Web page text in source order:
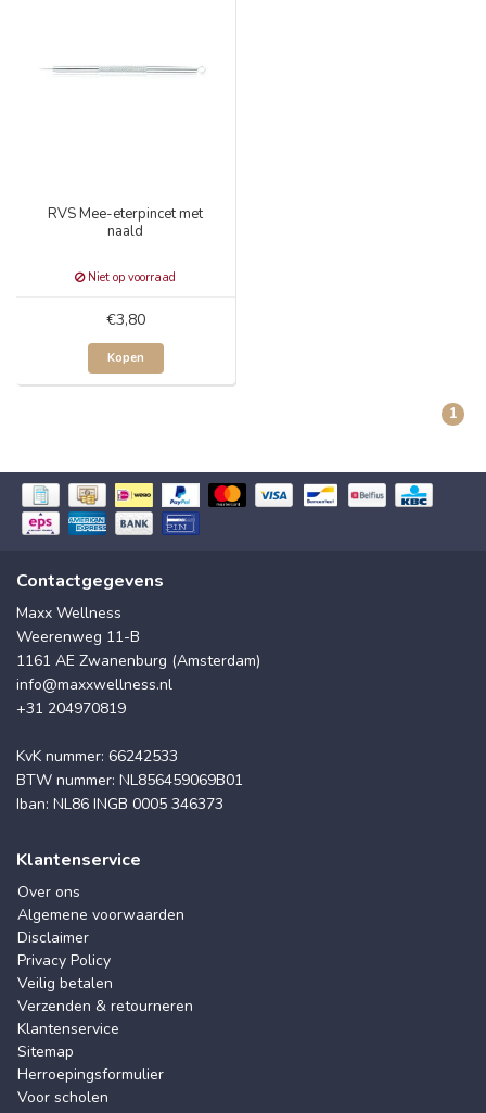
RVS Mee-eterpincet met
naald
Niet op voorraad
€3,80
Kopen
1
Contactgegevens
Maxx Wellness
Weerenweg 11-B
1161 AE Zwanenburg (Amsterdam)
info@maxxwellness.nl
+31 204970819
KvK nummer: 66242533
BTW nummer: NL856459069B01
Iban: NL86 INGB 0005 346373
Klantenservice
Over ons
Algemene voorwaarden
Disclaimer
Privacy Policy
Veilig betalen
Verzenden & retourneren
Klantenservice
Sitemap
Herroepingsformulier
Voor scholen